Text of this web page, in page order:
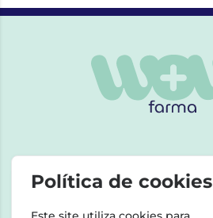
Política de cookies